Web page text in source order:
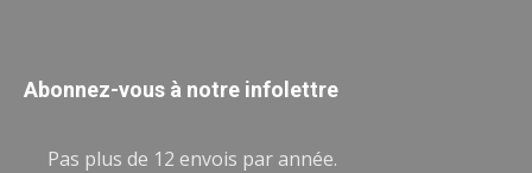
Abonnez-vous à notre infolettre
Pas plus de 12 envois par année.